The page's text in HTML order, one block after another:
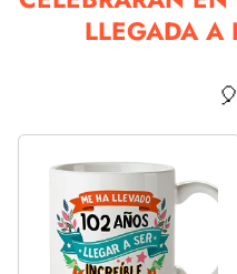
LLEGADA A